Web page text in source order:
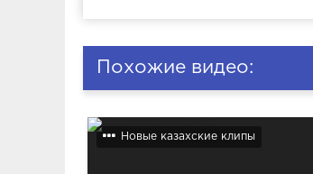
Похожие видео:
Новые казахские клипы